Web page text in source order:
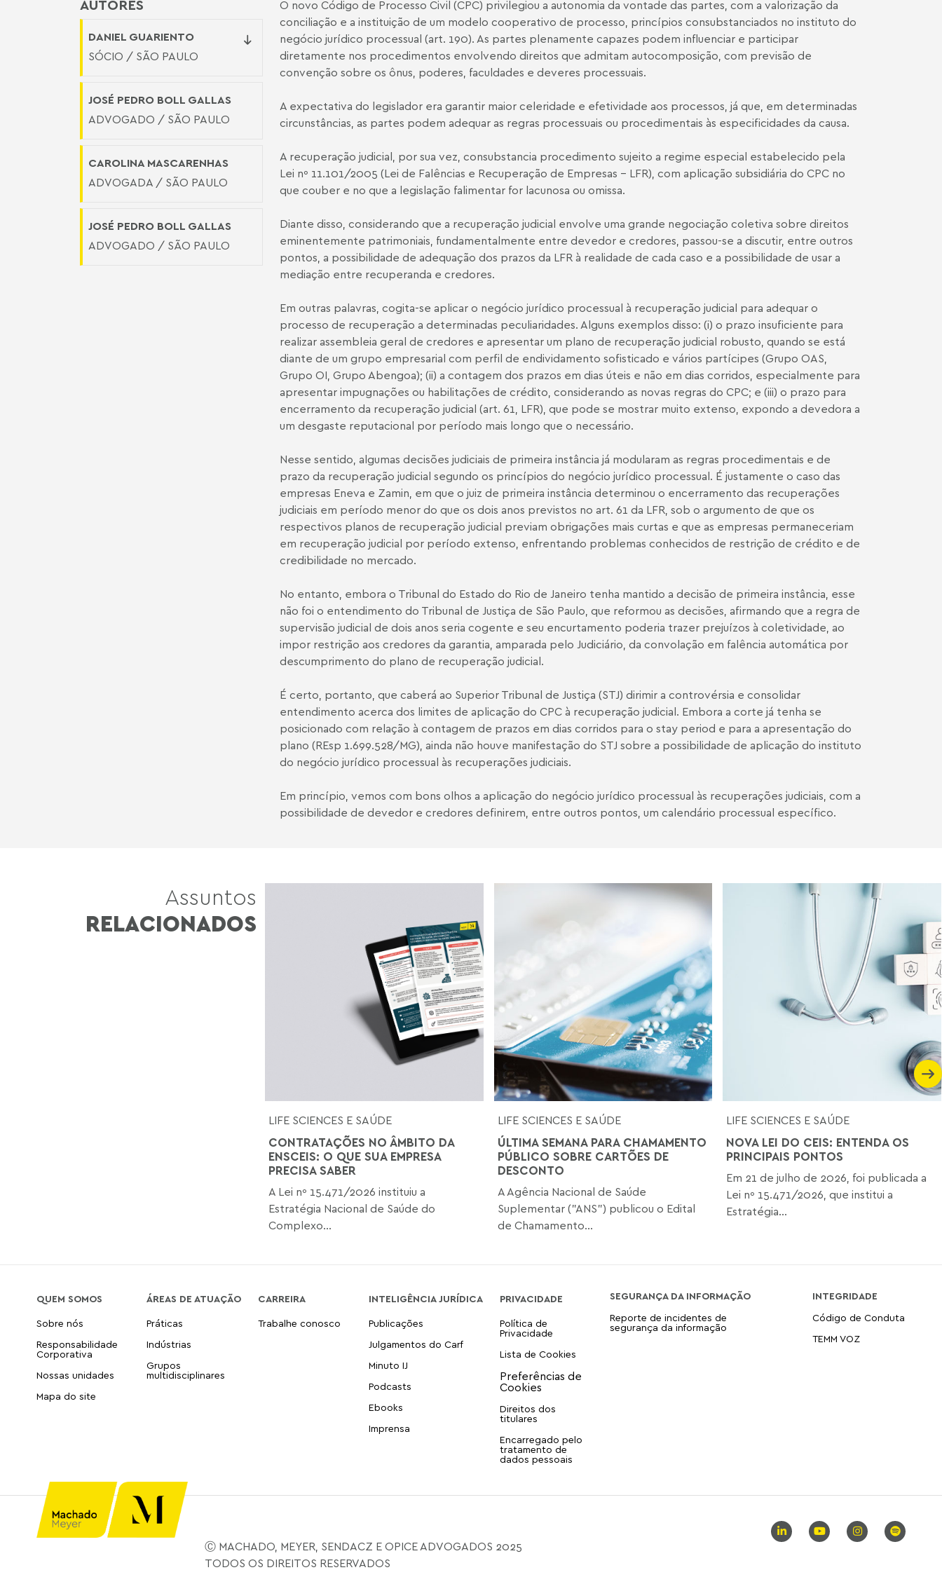
AUTORES
DANIEL GUARIENTO
SÓCIO / SÃO PAULO
JOSÉ PEDRO BOLL GALLAS
ADVOGADO / SÃO PAULO
CAROLINA MASCARENHAS
ADVOGADA / SÃO PAULO
JOSÉ PEDRO BOLL GALLAS
ADVOGADO / SÃO PAULO
O novo Código de Processo Civil (CPC) privilegiou a autonomia da vontade das partes, com a valorização da
conciliação e a instituição de um modelo cooperativo de processo, princípios consubstanciados no instituto do
negócio jurídico processual (art. 190). As partes plenamente capazes podem influenciar e participar
diretamente nos procedimentos envolvendo direitos que admitam autocomposição, com previsão de
convenção sobre os ônus, poderes, faculdades e deveres processuais.
A expectativa do legislador era garantir maior celeridade e efetividade aos processos, já que, em determinadas
circunstâncias, as partes podem adequar as regras processuais ou procedimentais às especificidades da causa.
A recuperação judicial, por sua vez, consubstancia procedimento sujeito a regime especial estabelecido pela
Lei nº 11.101/2005 (Lei de Falências e Recuperação de Empresas - LFR), com aplicação subsidiária do CPC no
que couber e no que a legislação falimentar for lacunosa ou omissa.
Diante disso, considerando que a recuperação judicial envolve uma grande negociação coletiva sobre direitos
eminentemente patrimoniais, fundamentalmente entre devedor e credores, passou-se a discutir, entre outros
pontos, a possibilidade de adequação dos prazos da LFR à realidade de cada caso e a possibilidade de usar a
mediação entre recuperanda e credores.
Em outras palavras, cogita-se aplicar o negócio jurídico processual à recuperação judicial para adequar o
processo de recuperação a determinadas peculiaridades. Alguns exemplos disso: (i) o prazo insuficiente para
realizar assembleia geral de credores e apresentar um plano de recuperação judicial robusto, quando se está
diante de um grupo empresarial com perfil de endividamento sofisticado e vários partícipes (Grupo OAS,
Grupo OI, Grupo Abengoa); (ii) a contagem dos prazos em dias úteis e não em dias corridos, especialmente para
apresentar impugnações ou habilitações de crédito, considerando as novas regras do CPC; e (iii) o prazo para
encerramento da recuperação judicial (art. 61, LFR), que pode se mostrar muito extenso, expondo a devedora a
um desgaste reputacional por período mais longo que o necessário.
Nesse sentido, algumas decisões judiciais de primeira instância já modularam as regras procedimentais e de
prazo da recuperação judicial segundo os princípios do negócio jurídico processual. É justamente o caso das
empresas Eneva e Zamin, em que o juiz de primeira instância determinou o encerramento das recuperações
judiciais em período menor do que os dois anos previstos no art. 61 da LFR, sob o argumento de que os
respectivos planos de recuperação judicial previam obrigações mais curtas e que as empresas permaneceriam
em recuperação judicial por período extenso, enfrentando problemas conhecidos de restrição de crédito e de
credibilidade no mercado.
No entanto, embora o Tribunal do Estado do Rio de Janeiro tenha mantido a decisão de primeira instância, esse
não foi o entendimento do Tribunal de Justiça de São Paulo, que reformou as decisões, afirmando que a regra de
supervisão judicial de dois anos seria cogente e seu encurtamento poderia trazer prejuízos à coletividade, ao
impor restrição aos credores da garantia, amparada pelo Judiciário, da convolação em falência automática por
descumprimento do plano de recuperação judicial.
É certo, portanto, que caberá ao Superior Tribunal de Justiça (STJ) dirimir a controvérsia e consolidar
entendimento acerca dos limites de aplicação do CPC à recuperação judicial. Embora a corte já tenha se
posicionado com relação à contagem de prazos em dias corridos para o stay period e para a apresentação do
plano (REsp 1.699.528/MG), ainda não houve manifestação do STJ sobre a possibilidade de aplicação do instituto
do negócio jurídico processual às recuperações judiciais.
Em princípio, vemos com bons olhos a aplicação do negócio jurídico processual às recuperações judiciais, com a
possibilidade de devedor e credores definirem, entre outros pontos, um calendário processual específico.
Assuntos
RELACIONADOS
LIFE SCIENCES E SAÚDE
CONTRATAÇÕES NO ÂMBITO DA
ENSCEIS: O QUE SUA EMPRESA
PRECISA SABER
A Lei nº 15.471/2026 instituiu a
Estratégia Nacional de Saúde do
Complexo...
LIFE SCIENCES E SAÚDE
ÚLTIMA SEMANA PARA CHAMAMENTO
PÚBLICO SOBRE CARTÕES DE
DESCONTO
A Agência Nacional de Saúde
Suplementar ("ANS") publicou o Edital
de Chamamento...
LIFE SCIENCES E SAÚDE
NOVA LEI DO CEIS: ENTENDA OS
PRINCIPAIS PONTOS
Em 21 de julho de 2026, foi publicada a
Lei nº 15.471/2026, que institui a
Estratégia...
QUEM SOMOS
Sobre nós
Responsabilidade
Corporativa
Nossas unidades
Mapa do site
ÁREAS DE ATUAÇÃO
Práticas
Indústrias
Grupos
multidisciplinares
CARREIRA
Trabalhe conosco
INTELIGÊNCIA JURÍDICA
Publicações
Julgamentos do Carf
Minuto IJ
Podcasts
Ebooks
Imprensa
PRIVACIDADE
Política de
Privacidade
Lista de Cookies
Direitos dos
titulares
Encarregado pelo
tratamento de
dados pessoais
SEGURANÇA DA INFORMAÇÃO
Reporte de incidentes de
segurança da informação
INTEGRIDADE
Código de Conduta
TEMM VOZ
Ⓒ MACHADO, MEYER, SENDACZ E OPICE ADVOGADOS 2025
TODOS OS DIREITOS RESERVADOS